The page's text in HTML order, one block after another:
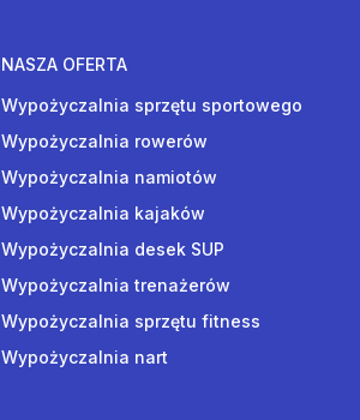
NASZA OFERTA
Wypożyczalnia sprzętu sportowego
Wypożyczalnia rowerów
Wypożyczalnia namiotów
Wypożyczalnia kajaków
Wypożyczalnia desek SUP
Wypożyczalnia trenażerów
Wypożyczalnia sprzętu fitness
Wypożyczalnia nart